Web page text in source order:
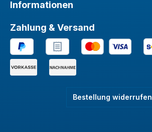
Informationen
Zahlung & Versand
Bestellung widerrufen